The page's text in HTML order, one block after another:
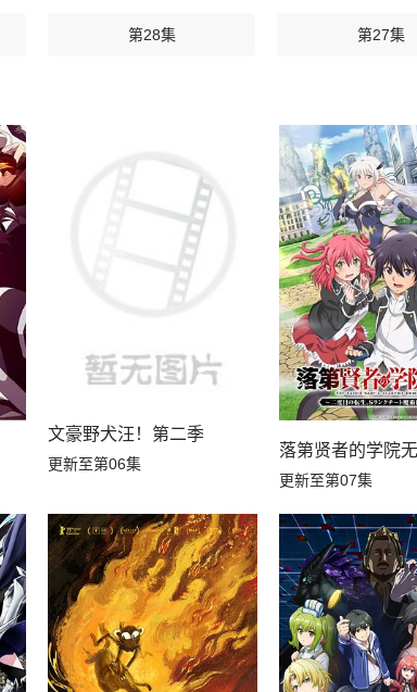
第28集 第27集
第16集
第11集 第10集
第05集 第04集
文豪野犬汪！第二季
更新至第06集
落第贤者的学院
更新至第07集